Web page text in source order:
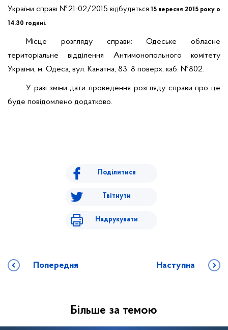
України справі №21-02/2015 відбудеться15 вересня 2015 року о
14.30 годині.
Місце розгляду справи: Одеське обласне
територіальне відділення Антимонопольного комітету
України, м. Одеса, вул. Канатна, 83, 8 поверх, каб. №802.
У разі зміни дати проведення розгляду справи про це
буде повідомлено додатково.
Поділитися
Твітнути
Надрукувати
Попередня Наступна
Більше за темою